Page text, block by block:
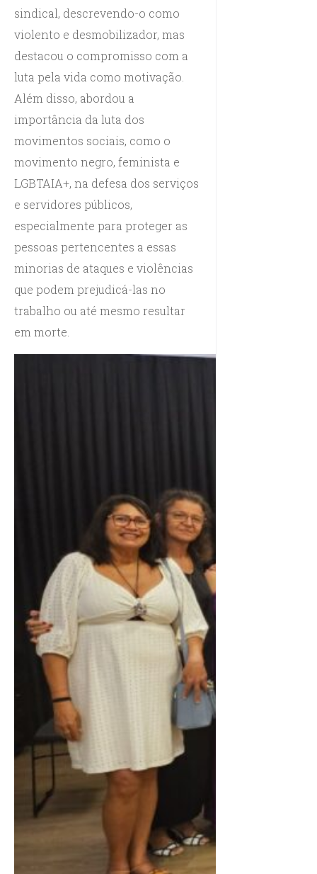
sindical, descrevendo-o como
violento e desmobilizador, mas
destacou o compromisso com a
luta pela vida como motivação.
Além disso, abordou a
importância da luta dos
movimentos sociais, como o
movimento negro, feminista e
LGBTAIA+, na defesa dos serviços
e servidores públicos,
especialmente para proteger as
pessoas pertencentes a essas
minorias de ataques e violências
que podem prejudicá-las no
trabalho ou até mesmo resultar
em morte.